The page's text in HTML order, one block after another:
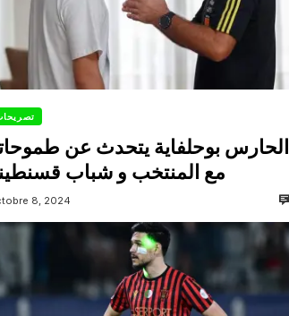
الحارس بوحلفاية يتحدث عن
مع المنتخب و شباب
8, 2024